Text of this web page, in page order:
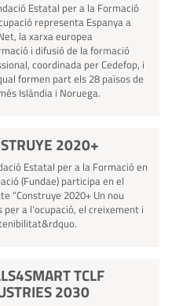
Estatal per a la Formació
representa Espanya a
la xarxa europea
i difusió de la formació
coordinada per Cedefop, i
formen part els 28 països de
Islàndia i Noruega.
2020+
Estatal per a la Formació en
(Fundae) participa en el
“Construye 2020+ Un nou
per a l’ocupació, el creixement i
TCLF
2030